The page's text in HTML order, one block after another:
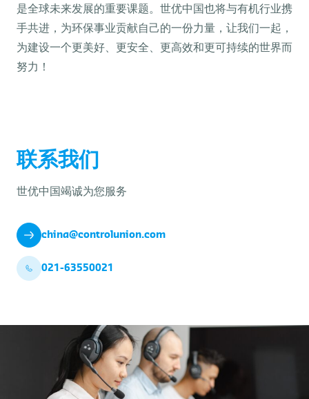
是全球未来发展的重要课题。世优中国也将与有机行业携
手共进，为环保事业贡献自己的一份力量，让我们一起，
为建设一个更美好、更安全、更高效和更可持续的世界而
努力！
联系我们
世优中国竭诚为您服务
china@controlunion.com
021-63550021